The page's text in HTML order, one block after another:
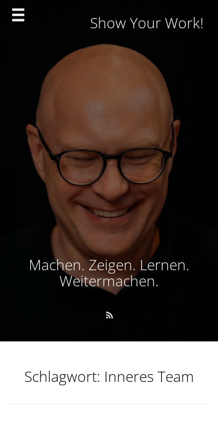
Skip
Show Your Work!
Machen. Zeigen. Lernen.
Weitermachen.
Schlagwort: Inneres Team